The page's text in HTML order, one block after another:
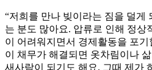
“저희를 만나 빚이라는 짐을 덜게
는 분도 많아요. 압류로 인해 정상
이 어려워지면서 경제활동을 포
이 채무가 해결되면 옷차림이나
새사람이 되기도 해요. 그때 제가